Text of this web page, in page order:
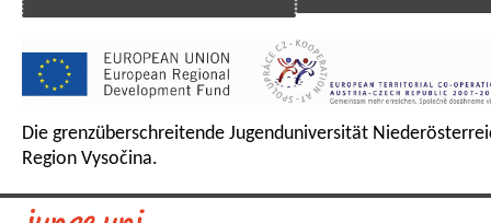
Die grenzüberschreitende Jugenduniversität
Region Vysočina.